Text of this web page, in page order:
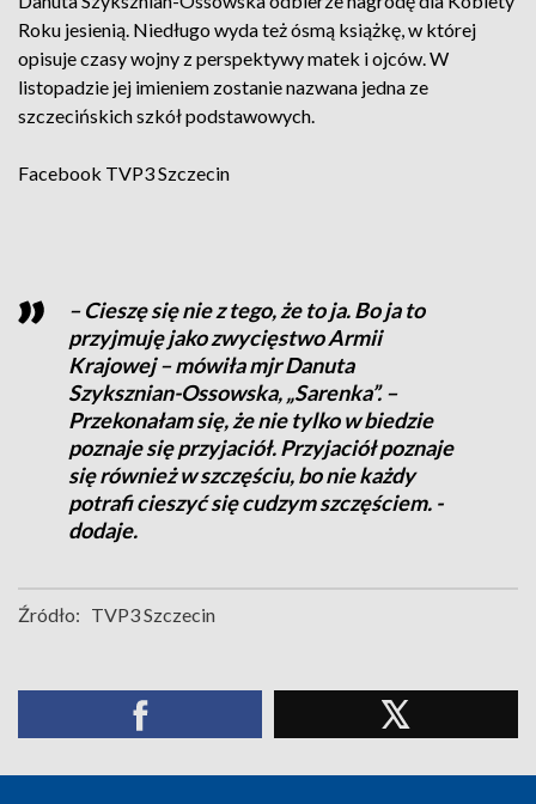
Roku jesienią. Niedługo wyda też ósmą książkę, w której
opisuje czasy wojny z perspektywy matek i ojców. W
listopadzie jej imieniem zostanie nazwana jedna ze
szczecińskich szkół podstawowych.
Facebook TVP3 Szczecin
– Cieszę się nie z tego, że to ja. Bo ja to
przyjmuję jako zwycięstwo Armii
Krajowej – mówiła mjr Danuta
Szyksznian-Ossowska, „Sarenka”. –
Przekonałam się, że nie tylko w biedzie
poznaje się przyjaciół. Przyjaciół poznaje
się również w szczęściu, bo nie każdy
potrafi cieszyć się cudzym szczęściem. -
dodaje.
Źródło: TVP3 Szczecin